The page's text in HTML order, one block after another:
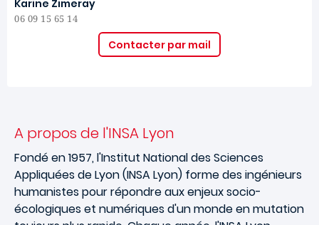
Karine Zimeray
06 09 15 65 14
Contacter par mail
A propos de l'INSA Lyon
Fondé en 1957, l'Institut National des Sciences
Appliquées de Lyon (INSA Lyon) forme des ingénieurs
humanistes pour répondre aux enjeux socio-
écologiques et numériques d'un monde en mutation